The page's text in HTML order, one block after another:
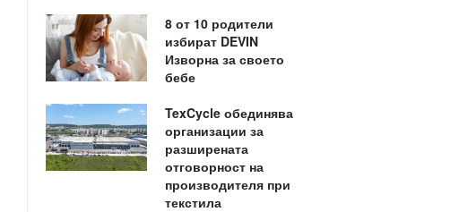
8 от 10 родители
избират DEVIN
Изворна за своето
бебе
TexCycle обединява
организации за
разширената
отговорност на
производителя при
текстила